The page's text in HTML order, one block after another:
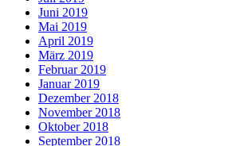
Juni 2019
Mai 2019
April 2019
März 2019
Februar 2019
Januar 2019
Dezember 2018
November 2018
Oktober 2018
September 2018